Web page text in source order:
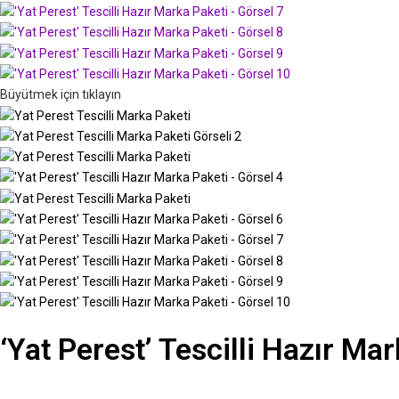
Büyütmek için tıklayın
‘Yat Perest’ Tescilli Hazır